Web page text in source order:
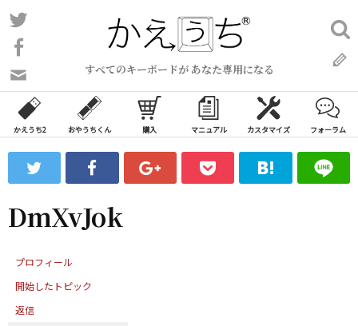
コ
ン
ン
ツ
ス
ッ
プ
すべてのキーボードが あなた専用になる
い
合
わ
フ
ォ
ム
検
索:
かえうち2 おやうちくん 購入 マニュアル カスタマイズ フォーラム
DmXvJok
プロフィール
開始したトピック
返信